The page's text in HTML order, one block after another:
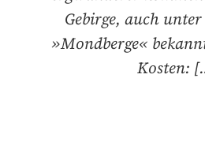
Gebirge, auch
»Mondberge«
Kosten: